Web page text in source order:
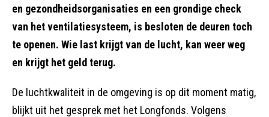
en gezondheidsorganisaties en een grondige check
van het ventilatiesysteem, is besloten de deuren toch
te openen. Wie last krijgt van de lucht, kan weer weg
en krijgt het geld terug.
De luchtkwaliteit in de omgeving is op dit moment matig,
blijkt uit het gesprek met het Longfonds. Volgens